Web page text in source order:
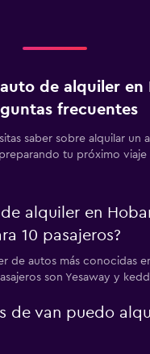
de alquiler en
frecuentes
saber sobre alquilar un
tu próximo viaje
alquiler en
10 pasajeros?
de autos más conocidas
son Yesaway y
de van puedo